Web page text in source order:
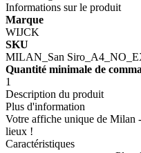
Informations sur le produit
Marque
WIJCK
SKU
MILAN_San
Quantité minimale de
1
Description du produit
Plus d'information
Votre affiche unique de Milan
lieux !
Caractéristiques